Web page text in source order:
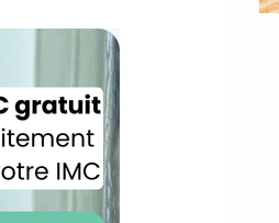
gratuitement 180
de CROQ
promotionnelle de